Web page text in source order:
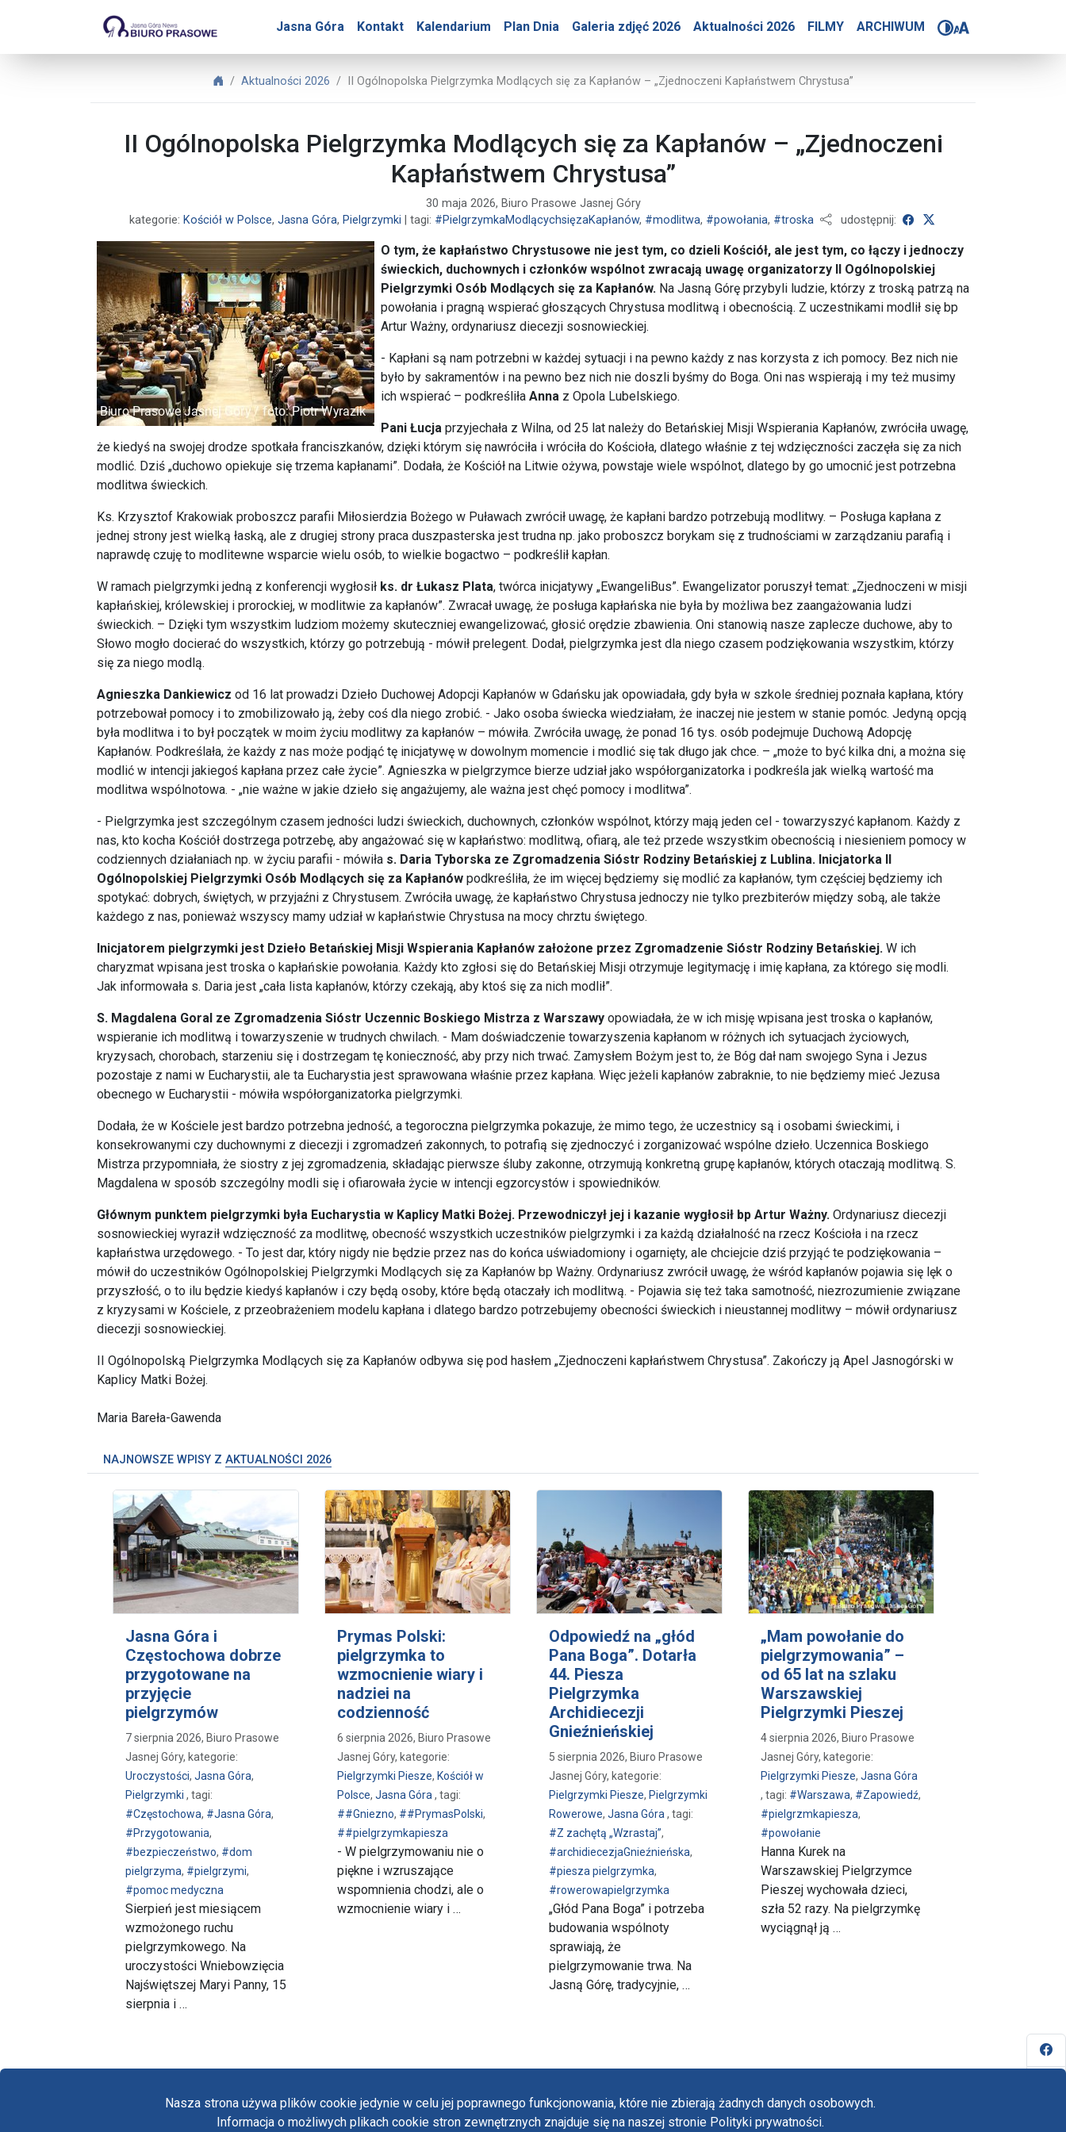
Nasza strona używa plików cookie jedynie w celu jej poprawnego funkcjonowania, które nie zbierają żadnych danych osobowych.
Informacja o możliwych plikach cookie stron zewnętrznych znajduje się na naszej stronie Polityki prywatności.
Jasna Góra Kontakt Kalendarium Plan Dnia Galeria zdjęć 2026 Aktualności 2026 FILMY ARCHIWUM
Biuro Prasowe Jasnej Góry – II Ogólnopolska Pielgrzymka Modlących się
Biuro Prasowe Jasnej Góry
Aktualności 2026 II Ogólnopolska Pielgrzymka Modlących się za Kapłanów – „Zjednoczeni Kapłaństwem Chrystusa”
II Ogólnopolska Pielgrzymka Modlących się za Kapłanów – „Zjednoczeni
Kapłaństwem Chrystusa”
30 maja 2026, Biuro Prasowe Jasnej Góry
kategorie: Kościół w Polsce, Jasna Góra, Pielgrzymki | tagi: #PielgrzymkaModlącychsięzaKapłanów, #modlitwa, #powołania, #troska udostępnij: udostępnij na Facebooku
O tym, że kapłaństwo Chrystusowe nie jest tym, co dzieli Kościół, ale jest tym, co łączy i jednoczy
świeckich, duchownych i członków wspólnot zwracają uwagę organizatorzy II Ogólnopolskiej
Pielgrzymki Osób Modlących się za Kapłanów. Na Jasną Górę przybyli ludzie, którzy z troską patrzą na
powołania i pragną wspierać głoszących Chrystusa modlitwą i obecnością. Z uczestnikami modlił się bp
Artur Ważny, ordynariusz diecezji sosnowieckiej.
- Kapłani są nam potrzebni w każdej sytuacji i na pewno każdy z nas korzysta z ich pomocy. Bez nich nie
było by sakramentów i na pewno bez nich nie doszli byśmy do Boga. Oni nas wspierają i my też musimy
ich wspierać – podkreśliła Anna z Opola Lubelskiego.
Pani Łucja przyjechała z Wilna, od 25 lat należy do Betańskiej Misji Wspierania Kapłanów, zwróciła uwagę,
że kiedyś na swojej drodze spotkała franciszkanów, dzięki którym się nawróciła i wróciła do Kościoła, dlatego właśnie z tej wdzięczności zaczęła się za nich
modlić. Dziś „duchowo opiekuje się trzema kapłanami”. Dodała, że Kościół na Litwie ożywa, powstaje wiele wspólnot, dlatego by go umocnić jest potrzebna
modlitwa świeckich.
Ks. Krzysztof Krakowiak proboszcz parafii Miłosierdzia Bożego w Puławach zwrócił uwagę, że kapłani bardzo potrzebują modlitwy. – Posługa kapłana z
jednej strony jest wielką łaską, ale z drugiej strony praca duszpasterska jest trudna np. jako proboszcz borykam się z trudnościami w zarządzaniu parafią i
naprawdę czuję to modlitewne wsparcie wielu osób, to wielkie bogactwo – podkreślił kapłan.
W ramach pielgrzymki jedną z konferencji wygłosił ks. dr Łukasz Plata, twórca inicjatywy „EwangeliBus”. Ewangelizator poruszył temat: „Zjednoczeni w misji
kapłańskiej, królewskiej i prorockiej, w modlitwie za kapłanów”. Zwracał uwagę, że posługa kapłańska nie była by możliwa bez zaangażowania ludzi
świeckich. – Dzięki tym wszystkim ludziom możemy skuteczniej ewangelizować, głosić orędzie zbawienia. Oni stanowią nasze zaplecze duchowe, aby to
Słowo mogło docierać do wszystkich, którzy go potrzebują - mówił prelegent. Dodał, pielgrzymka jest dla niego czasem podziękowania wszystkim, którzy
się za niego modlą.
Agnieszka Dankiewicz od 16 lat prowadzi Dzieło Duchowej Adopcji Kapłanów w Gdańsku jak opowiadała, gdy była w szkole średniej poznała kapłana, który
potrzebował pomocy i to zmobilizowało ją, żeby coś dla niego zrobić. - Jako osoba świecka wiedziałam, że inaczej nie jestem w stanie pomóc. Jedyną opcją
była modlitwa i to był początek w moim życiu modlitwy za kapłanów – mówiła. Zwróciła uwagę, że ponad 16 tys. osób podejmuje Duchową Adopcję
Kapłanów. Podkreślała, że każdy z nas może podjąć tę inicjatywę w dowolnym momencie i modlić się tak długo jak chce. – „może to być kilka dni, a można się
modlić w intencji jakiegoś kapłana przez całe życie”. Agnieszka w pielgrzymce bierze udział jako współorganizatorka i podkreśla jak wielką wartość ma
modlitwa wspólnotowa. - „nie ważne w jakie dzieło się angażujemy, ale ważna jest chęć pomocy i modlitwa”.
- Pielgrzymka jest szczególnym czasem jedności ludzi świeckich, duchownych, członków wspólnot, którzy mają jeden cel - towarzyszyć kapłanom. Każdy z
nas, kto kocha Kościół dostrzega potrzebę, aby angażować się w kapłaństwo: modlitwą, ofiarą, ale też przede wszystkim obecnością i niesieniem pomocy w
codziennych działaniach np. w życiu parafii - mówiła s. Daria Tyborska ze Zgromadzenia Sióstr Rodziny Betańskiej z Lublina. Inicjatorka II
Ogólnopolskiej Pielgrzymki Osób Modlących się za Kapłanów podkreśliła, że im więcej będziemy się modlić za kapłanów, tym częściej będziemy ich
spotykać: dobrych, świętych, w przyjaźni z Chrystusem. Zwróciła uwagę, że kapłaństwo Chrystusa jednoczy nie tylko prezbiterów między sobą, ale także
każdego z nas, ponieważ wszyscy mamy udział w kapłaństwie Chrystusa na mocy chrztu świętego.
Inicjatorem pielgrzymki jest Dzieło Betańskiej Misji Wspierania Kapłanów założone przez Zgromadzenie Sióstr Rodziny Betańskiej. W ich
charyzmat wpisana jest troska o kapłańskie powołania. Każdy kto zgłosi się do Betańskiej Misji otrzymuje legitymację i imię kapłana, za którego się modli.
Jak informowała s. Daria jest „cała lista kapłanów, którzy czekają, aby ktoś się za nich modlił”.
S. Magdalena Goral ze Zgromadzenia Sióstr Uczennic Boskiego Mistrza z Warszawy opowiadała, że w ich misję wpisana jest troska o kapłanów,
wspieranie ich modlitwą i towarzyszenie w trudnych chwilach. - Mam doświadczenie towarzyszenia kapłanom w różnych ich sytuacjach życiowych,
kryzysach, chorobach, starzeniu się i dostrzegam tę konieczność, aby przy nich trwać. Zamysłem Bożym jest to, że Bóg dał nam swojego Syna i Jezus
pozostaje z nami w Eucharystii, ale ta Eucharystia jest sprawowana właśnie przez kapłana. Więc jeżeli kapłanów zabraknie, to nie będziemy mieć Jezusa
obecnego w Eucharystii - mówiła współorganizatorka pielgrzymki.
Dodała, że w Kościele jest bardzo potrzebna jedność, a tegoroczna pielgrzymka pokazuje, że mimo tego, że uczestnicy są i osobami świeckimi, i
konsekrowanymi czy duchownymi z diecezji i zgromadzeń zakonnych, to potrafią się zjednoczyć i zorganizować wspólne dzieło. Uczennica Boskiego
Mistrza przypomniała, że siostry z jej zgromadzenia, składając pierwsze śluby zakonne, otrzymują konkretną grupę kapłanów, których otaczają modlitwą. S.
Magdalena w sposób szczególny modli się i ofiarowała życie w intencji egzorcystów i spowiedników.
Głównym punktem pielgrzymki była Eucharystia w Kaplicy Matki Bożej. Przewodniczył jej i kazanie wygłosił bp Artur Ważny. Ordynariusz diecezji
sosnowieckiej wyraził wdzięczność za modlitwę, obecność wszystkich uczestników pielgrzymki i za każdą działalność na rzecz Kościoła i na rzecz
kapłaństwa urzędowego. - To jest dar, który nigdy nie będzie przez nas do końca uświadomiony i ogarnięty, ale chciejcie dziś przyjąć te podziękowania –
mówił do uczestników Ogólnopolskiej Pielgrzymki Modlących się za Kapłanów bp Ważny. Ordynariusz zwrócił uwagę, że wśród kapłanów pojawia się lęk o
przyszłość, o to ilu będzie kiedyś kapłanów i czy będą osoby, które będą otaczały ich modlitwą. - Pojawia się też taka samotność, niezrozumienie związane
z kryzysami w Kościele, z przeobrażeniem modelu kapłana i dlatego bardzo potrzebujemy obecności świeckich i nieustannej modlitwy – mówił ordynariusz
diecezji sosnowieckiej.
II Ogólnopolską Pielgrzymka Modlących się za Kapłanów odbywa się pod hasłem „Zjednoczeni kapłaństwem Chrystusa”. Zakończy ją Apel Jasnogórski w
Kaplicy Matki Bożej.
Maria Bareła-Gawenda
NAJNOWSZE WPISY Z AKTUALNOŚCI 2026
Jasna Góra i
Częstochowa dobrze
przygotowane na
przyjęcie
pielgrzymów
7 sierpnia 2026, Biuro Prasowe
Jasnej Góry, kategorie:
Uroczystości, Jasna Góra,
Pielgrzymki , tagi:
#Częstochowa, #Jasna Góra,
#Przygotowania,
#bezpieczeństwo, #dom
pielgrzyma, #pielgrzymi,
#pomoc medyczna
Sierpień jest miesiącem
wzmożonego ruchu
pielgrzymkowego. Na
uroczystości Wniebowzięcia
Najświętszej Maryi Panny, 15
sierpnia i …
Prymas Polski:
pielgrzymka to
wzmocnienie wiary i
nadziei na
codzienność
6 sierpnia 2026, Biuro Prasowe
Jasnej Góry, kategorie:
Pielgrzymki Piesze, Kościół w
Polsce, Jasna Góra, tagi:
##Gniezno, ##PrymasPolski,
##pielgrzymkapiesza
- W pielgrzymowaniu nie o
piękne i wzruszające
wspomnienia chodzi, ale o
wzmocnienie wiary i …
Odpowiedź na „głód
Pana Boga”. Dotarła
44. Piesza
Pielgrzymka
Archidiecezji
Gnieźnieńskiej
5 sierpnia 2026, Biuro Prasowe
Jasnej Góry, kategorie:
Pielgrzymki Piesze, Pielgrzymki
Rowerowe, Jasna Góra, tagi:
#Z zachętą „Wzrastaj”,
#archidiecezjaGnieźnieńska,
#piesza pielgrzymka,
#rowerowapielgrzymka
„Głód Pana Boga” i potrzeba
budowania wspólnoty
sprawiają, że
pielgrzymowanie trwa. Na
Jasną Górę, tradycyjnie, …
„Mam powołanie do
pielgrzymowania” –
od 65 lat na szlaku
Warszawskiej
Pielgrzymki Pieszej
4 sierpnia 2026, Biuro Prasowe
Jasnej Góry, kategorie:
Pielgrzymki Piesze, Jasna Góra
, tagi: #Warszawa, #Zapowiedź,
#pielgrzmkapiesza,
#powołanie
Hanna Kurek na
Warszawskiej Pielgrzymce
Pieszej wychowała dzieci,
szła 52 razy. Na pielgrzymkę
wyciągnął ją …
Polityka prywatności